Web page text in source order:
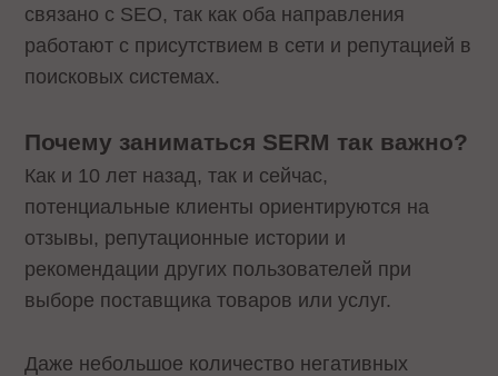
связано с SEO, так как оба направления
работают с присутствием в сети и репутацией в
поисковых системах.
Почему заниматься SERM так важно?
Как и 10 лет назад, так и сейчас,
потенциальные клиенты ориентируются на
отзывы, репутационные истории и
рекомендации других пользователей при
выборе поставщика товаров или услуг.
Даже небольшое количество негативных